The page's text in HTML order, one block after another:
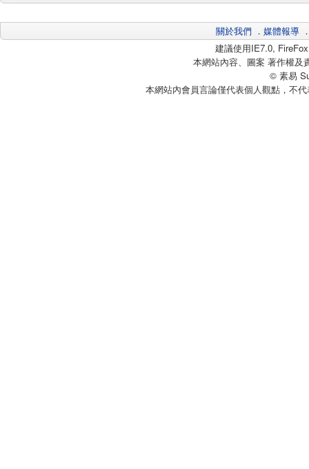
關於我們 ． 媒體報導
建議使用IE7.0,
本網站內容、圖案 著作權及
© 素易
本網站內會員言論僅代表個人觀點，不